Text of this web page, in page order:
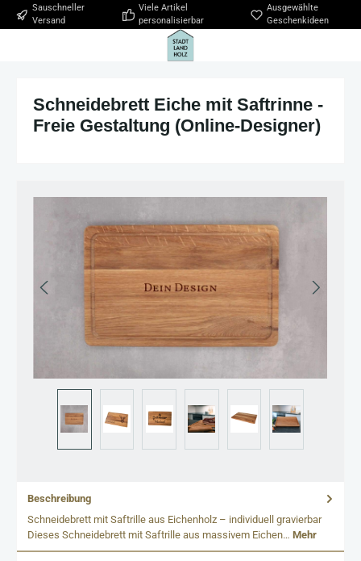
Zum Hauptinhalt springen
Sauschneller
Versand
Viele Artikel
personalisierbar
Ausgewählte
Geschenkideen
Schneidebrett Eiche mit Saftrinne -
Freie Gestaltung (Online-Designer)
Beschreibung
Schneidebrett mit Saftrille aus Eichenholz – individuell gravierbar
Dieses Schneidebrett mit Saftrille aus massivem Eichen… Mehr